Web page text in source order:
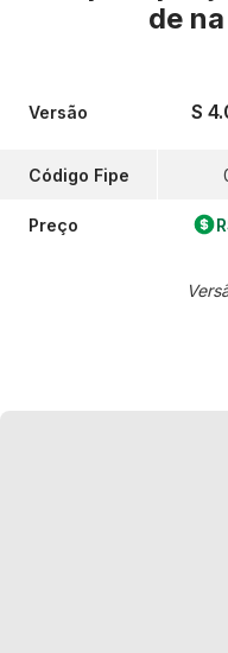
de
Versão
Código Fipe
Preço
S